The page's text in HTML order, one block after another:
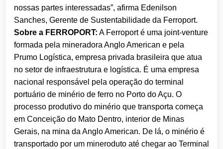
nossas partes interessadas”, afirma Edenilson
Sanches, Gerente de Sustentabilidade da Ferroport.
Sobre a FERROPORT: A Ferroport é uma joint-venture
formada pela mineradora Anglo American e pela
Prumo Logística, empresa ​privada brasileira que atua
no setor de infraestrutura e logística. É uma empresa
nacional responsável pela operação do terminal
portuário de minério de ferro no Porto do Açu. O
processo produtivo do minério que transporta começa
em Conceição do Mato Dentro, interior de Minas
Gerais, na mina da Anglo American. De lá, o minério é
transportado por um mineroduto até chegar ao Terminal